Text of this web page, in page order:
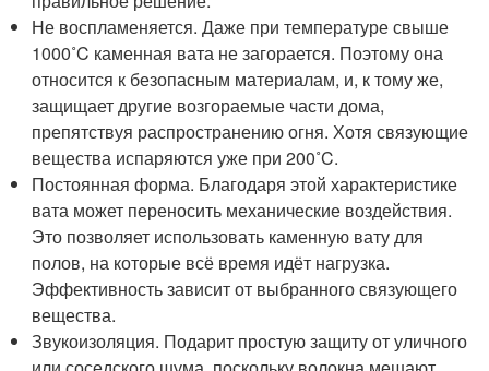
Не воспламеняется. Даже при температуре свыше
1000˚C каменная вата не загорается. Поэтому она
относится к безопасным материалам, и, к тому же,
защищает другие возгораемые части дома,
препятствуя распространению огня. Хотя связующие
вещества испаряются уже при 200˚C.
Постоянная форма. Благодаря этой характеристике
вата может переносить механические воздействия.
Это позволяет использовать каменную вату для
полов, на которые всё время идёт нагрузка.
Эффективность зависит от выбранного связующего
вещества.
Звукоизоляция. Подарит простую защиту от уличного